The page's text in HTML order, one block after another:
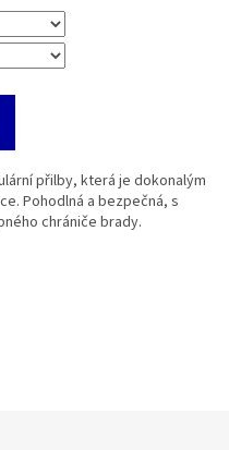
přilby, která je dokonalým
Pohodlná a bezpečná, s
chrániče brady.